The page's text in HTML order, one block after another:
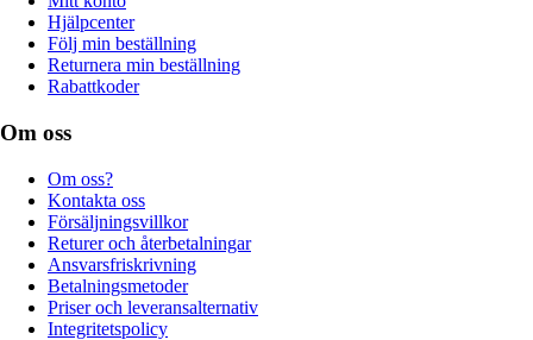
Hjälpcenter
Följ min beställning
Returnera min beställning
Rabattkoder
Om oss
Om oss?
Kontakta oss
Försäljningsvillkor
Returer och återbetalningar
Ansvarsfriskrivning
Betalningsmetoder
Priser och leveransalternativ
Integritetspolicy